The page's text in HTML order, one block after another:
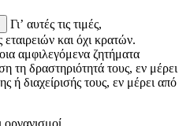
Γι’ αυτές τις τιμές,
εταιρειών και όχι κρατών.
αμφιλεγόμενα ζητήματα
τη δραστηριότητά τους, εν μέρει
ή διαχείρισής τους, εν μέρει από
οργανισμοί